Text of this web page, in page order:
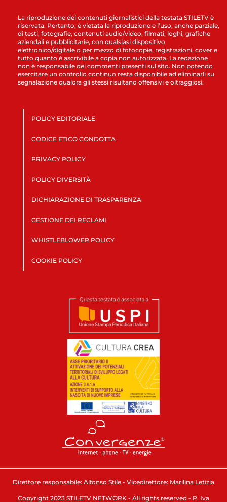
La riproduzione dei contenuti giornalistici della testata STILETV è
riservata. Pertanto, è vietata la riproduzione e l’uso, anche parziale,
di testi, fotografie, contenuti audio/video, filmati, loghi, grafiche
aziendali e pubblicitarie, con qualsiasi dispositivo
elettronico/digitale o per mezzo di fotocopie, registrazioni, cover e
tutto quanto è ascrivibile a copia non autorizzata. La redazione
non è responsabile dei commenti presenti sul sito. Non potendo
esercitare un controllo continuo resta disponibile ad eliminarli su
segnalazione qualora gli stessi risultano offensivi e oltraggiosi.
POLICY EDITORIALE
CODICE ETICO CONDOTTA
PRIVACY POLICY
POLICY DIVERSITÀ
DICHIARAZIONE DI TRASPARENZA
GESTIONE DEI RECLAMI
WHISTLEBLOWER POLICY
COOKIE POLICY
Direttore responsabile: Alfonso Stile - Vicedirettore: Marilina Letizia
Copyright 2023 STILETV NETWORK - All rights reserved - P. Iva